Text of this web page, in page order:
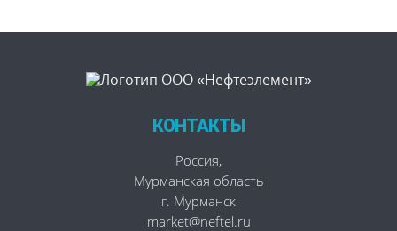
КОНТАКТЫ
Россия,
Мурманская область
г. Мурманск
market@neftel.ru